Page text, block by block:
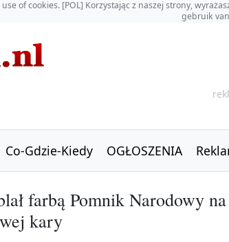
of cookies. [POL] Korzystając z naszej strony,
gebruik
Co-Gdzie-Kiedy OGŁOSZENIA
farbą Pomnik Narodowy
kary